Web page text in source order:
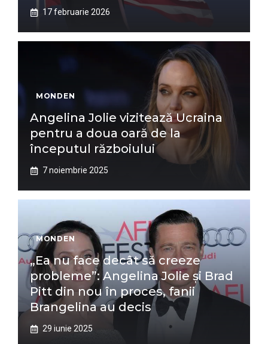
17 februarie 2026
MONDEN
Angelina Jolie vizitează Ucraina
pentru a doua oară de la
începutul războiului
7 noiembrie 2025
MONDEN
„Ea nu face decât să creeze
probleme”: Angelina Jolie și Brad
Pitt din nou în proces, fanii
Brangelina au decis
29 iunie 2025